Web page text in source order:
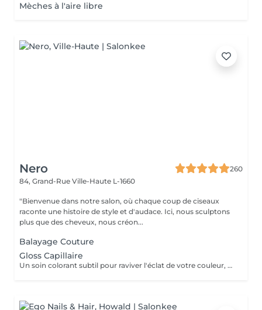
Mèches à l'aire libre
Nero
260
84, Grand-Rue Ville-Haute L-1660
"Bienvenue dans notre salon, où chaque coup de ciseaux
raconte une histoire de style et d'audace. Ici, nous sculptons
plus que des cheveux, nous créon...
Balayage Couture
Gloss Capillaire
Un soin colorant subtil pour raviver l'éclat de votre couleur, neutraliser les reflets indésirables et prolonger la tenue de votre teinte. Résultat immédiat : une chevelure lumineuse, unifiée et pleine de vie.